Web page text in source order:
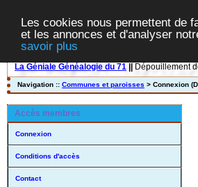
Les cookies nous permettent de
et les annonces et d'analyser
savoir plus
La Géniale Généalogie du 71 Dépouillement
Navigation :: Communes et paroisses > Connexion
Accès membres
Connexion
Conditions d'accès
Contact